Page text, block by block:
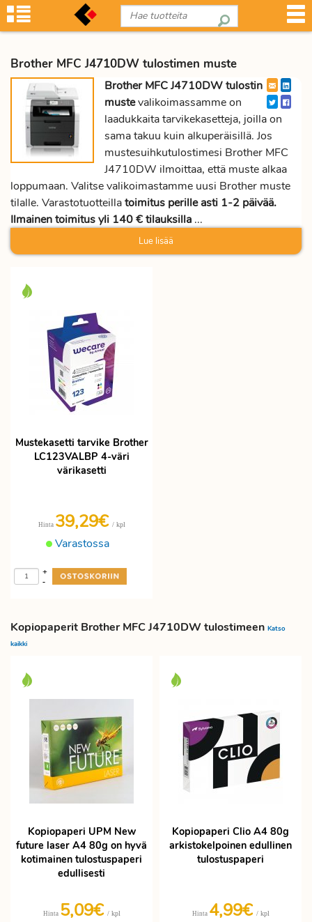
Brother MFC J4710DW tulostimen muste
Brother MFC J4710DW tulostin
mustevalikoimassamme on
laadukkaita tarvikekasetteja, joilla on
sama takuu kuin alkuperäisillä. Jos
mustesuihkutulostimesi Brother MFC
J4710DW ilmoittaa, että muste alkaa
loppumaan. Valitse valikoimastamme uusi Brother muste
tilalle. Varastotuotteillatoimitus perille asti 1-2 päivää.
Ilmainen toimitus yli 140 € tilauksilla ...
Lue lisää
Mustekasetti tarvike Brother
LC123VALBP 4-väri
värikasetti
Varastossa
Hinta 39,29€ / kpl
-
+
Kopiopaperit Brother MFC J4710DW tulostimeen Katso
kaikki
Kopiopaperi UPM New
future laser A4 80g on hyvä
kotimainen tulostuspaperi
edullisesti
Hinta 5,09€ / kpl
Kopiopaperi Clio A4 80g
arkistokelpoinen edullinen
tulostuspaperi
Hinta 4,99€ / kpl